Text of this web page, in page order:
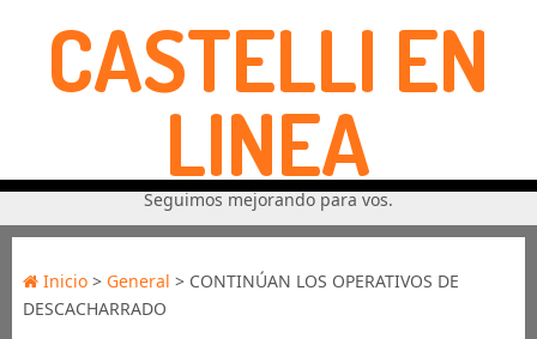
CASTELLI EN
LINEA
Seguimos mejorando para vos.
Inicio> General > CONTINÚAN LOS OPERATIVOS DE
DESCACHARRADO